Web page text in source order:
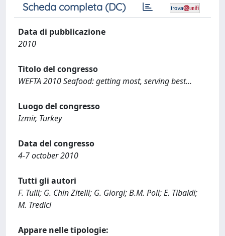
Scheda completa (DC)
Data di pubblicazione
2010
Titolo del congresso
WEFTA 2010 Seafood: getting most, serving best...
Luogo del congresso
Izmir, Turkey
Data del congresso
4-7 october 2010
Tutti gli autori
F. Tulli; G. Chin Zitelli; G. Giorgi; B.M. Poli; E. Tibaldi;
M. Tredici
Appare nelle tipologie: